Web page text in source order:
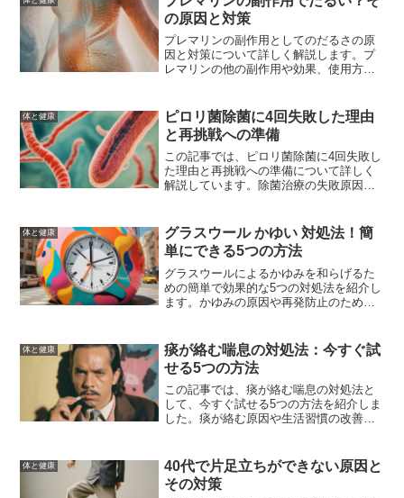
も答えます。
の原因と対策
プレマリンの副作用としてのだるさの原
因と対策について詳しく解説します。プ
レマリンの他の副作用や効果、使用方法
グについても説明します。
体と健康
ピロリ菌除菌に4回失敗した理由
と再挑戦への準備
この記事では、ピロリ菌除菌に4回失敗し
た理由と再挑戦への準備について詳しく
解説しています。除菌治療の失敗原因
るための具体的なアドバイスを提供しま
す。
体と健康
グラスウール かゆい 対処法！簡
単にできる5つの方法
グラスウールによるかゆみを和らげるた
めの簡単で効果的な5つの対処法を紹介し
ます。かゆみの原因や再発防止のための
いて詳しく解説します。
体と健康
痰が絡む喘息の対処法：今すぐ試
せる5つの方法
この記事では、痰が絡む喘息の対処法と
して、今すぐ試せる5つの方法を紹介しま
した。痰が絡む原因や生活習慣の改善、
ます。これらの対策を実践することで、
痰が絡む症状を緩和し、快適な生活を取
り戻す手助けとなるでしょう。
体と健康
40代で片足立ちができない原因と
その対策